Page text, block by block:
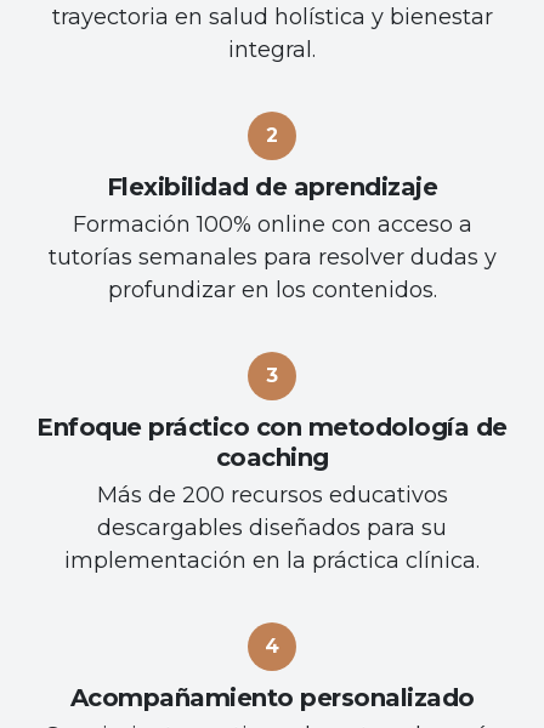
trayectoria en salud holística y bienestar
integral.
Flexibilidad de aprendizaje
Formación 100% online con acceso a
tutorías semanales para resolver dudas y
profundizar en los contenidos.
Enfoque práctico con metodología de
coaching
Más de 200 recursos educativos
descargables diseñados para su
implementación en la práctica clínica.
Acompañamiento personalizado